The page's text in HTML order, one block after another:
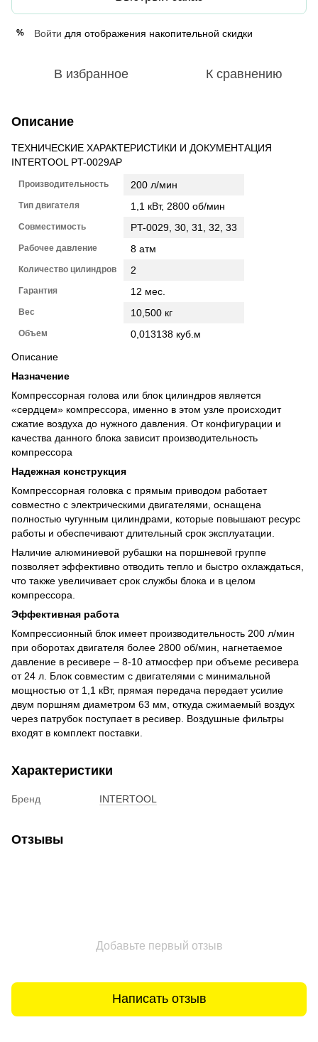
% Войти для отображения накопительной скидки
В избранное К сравнению
Описание
ТЕХНИЧЕСКИЕ ХАРАКТЕРИСТИКИ И ДОКУМЕНТАЦИЯ
INTERTOOL PT-0029AP
Производительность 200 л/мин
Тип двигателя 1,1 кВт, 2800 об/мин
Совместимость PT-0029, 30, 31, 32, 33
Рабочее давление 8 атм
Количество цилиндров 2
Гарантия 12 мес.
Вес 10,500 кг
Объем
0,013138 куб.м
Описание
Назначение
Компрессорная голова или блок цилиндров является
«сердцем» компрессора, именно в этом узле происходит
сжатие воздуха до нужного давления. От конфигурации и
качества данного блока зависит производительность
компрессора
Надежная конструкция
Компрессорная головка с прямым приводом работает
совместно с электрическими двигателями, оснащена
полностью чугунным цилиндрами, которые повышают ресурс
работы и обеспечивают длительный срок эксплуатации.
Наличие алюминиевой рубашки на поршневой группе
позволяет эффективно отводить тепло и быстро охлаждаться,
что также увеличивает срок службы блока и в целом
компрессора.
Эффективная работа
Компрессионный блок имеет производительность 200 л/мин
при оборотах двигателя более 2800 об/мин, нагнетаемое
давление в ресивере – 8-10 атмосфер при объеме ресивера
от 24 л. Блок совместим с двигателями с минимальной
мощностью от 1,1 кВт, прямая передача передает усилие
двум поршням диаметром 63 мм, откуда сжимаемый воздух
через патрубок поступает в ресивер. Воздушные фильтры
входят в комплект поставки.
Характеристики
Бренд INTERTOOL
Отзывы
Добавьте первый отзыв
Написать отзыв